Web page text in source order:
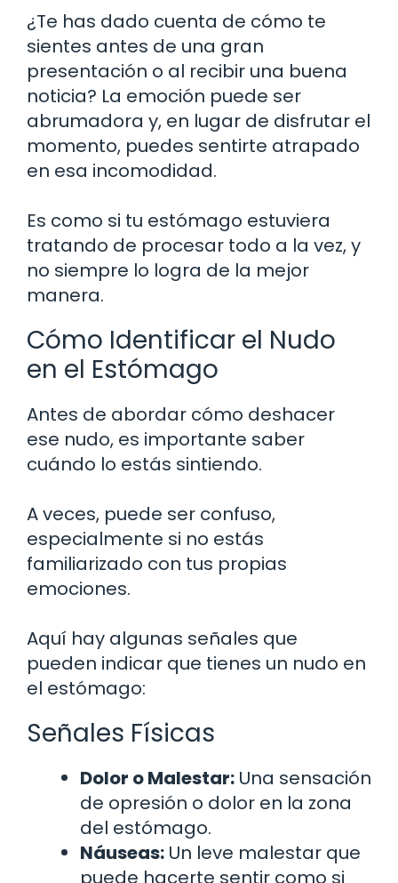
¿Te has dado cuenta de cómo te
sientes antes de una gran
presentación o al recibir una buena
noticia? La emoción puede ser
abrumadora y, en lugar de disfrutar el
momento, puedes sentirte atrapado
en esa incomodidad.
Es como si tu estómago estuviera
tratando de procesar todo a la vez, y
no siempre lo logra de la mejor
manera.
Cómo Identificar el Nudo
en el Estómago
Antes de abordar cómo deshacer
ese nudo, es importante saber
cuándo lo estás sintiendo.
A veces, puede ser confuso,
especialmente si no estás
familiarizado con tus propias
emociones.
Aquí hay algunas señales que
pueden indicar que tienes un nudo en
el estómago:
Señales Físicas
Dolor o Malestar: Una sensación
de opresión o dolor en la zona
del estómago.
Náuseas: Un leve malestar que
puede hacerte sentir como si